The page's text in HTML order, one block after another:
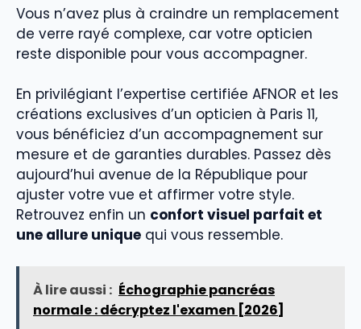
Vous n’avez plus à craindre un remplacement
de verre rayé complexe, car votre opticien
reste disponible pour vous accompagner.
En privilégiant l’expertise certifiée AFNOR et les
créations exclusives d’un opticien à Paris 11,
vous bénéficiez d’un accompagnement sur
mesure et de garanties durables. Passez dès
aujourd’hui avenue de la République pour
ajuster votre vue et affirmer votre style.
Retrouvez enfin un confort visuel parfait et
une allure unique qui vous ressemble.
À lire aussi : Échographie pancréas
normale : décryptez l'examen [2026]